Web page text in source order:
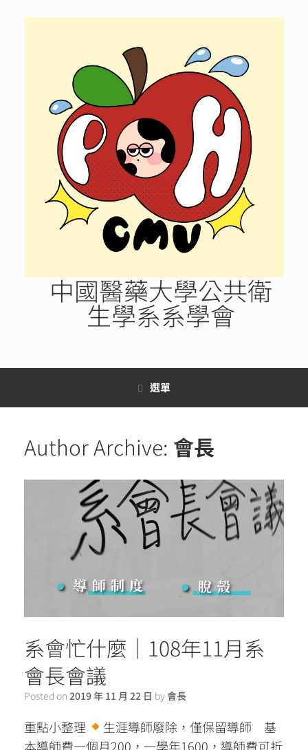
中國醫藥大學公共衛
生學系系學會
選單
Author Archive: 會長
系會忙什麼｜108年11月系
會長會議
Posted on 2019 年 11 月 22 日 by會長
重點小整理
生涯導師廢除，僅保留導師 基
本導師費一個月200，一學年1600，導師費可折